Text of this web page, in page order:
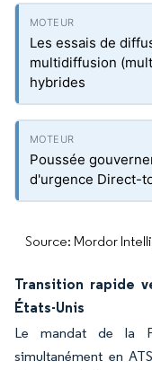
Les essais de
multidiffusion
hybrides
Poussée
d'urgence Direct-
Source: Mordor
Transition rapide
États-Unis
Le mandat de la
simultanément en